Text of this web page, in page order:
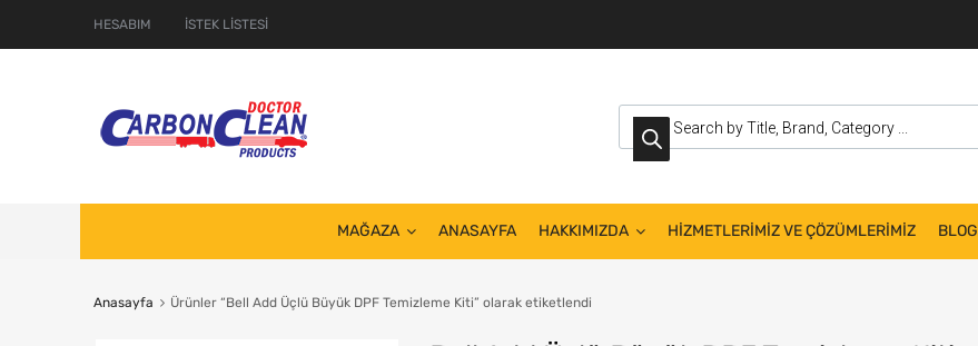
HESABIM İSTEK LİSTESİ
MAĞAZA ANASAYFA HAKKIMIZDA HİZMETLERİMİZ VE ÇÖZÜMLERİMİZ BLOG
Anasayfa Ürünler “Bell Add Üçlü Büyük DPF Temizleme Kiti” olarak etiketlendi